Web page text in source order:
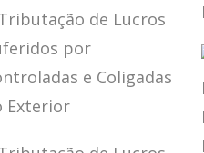
DIREITO
TRIBUTÁRIO,
SOCIETÁRIO E A
REFORMA DA LEI
DAS S/A – VOL. V
TRIBUTAÇÃO DE